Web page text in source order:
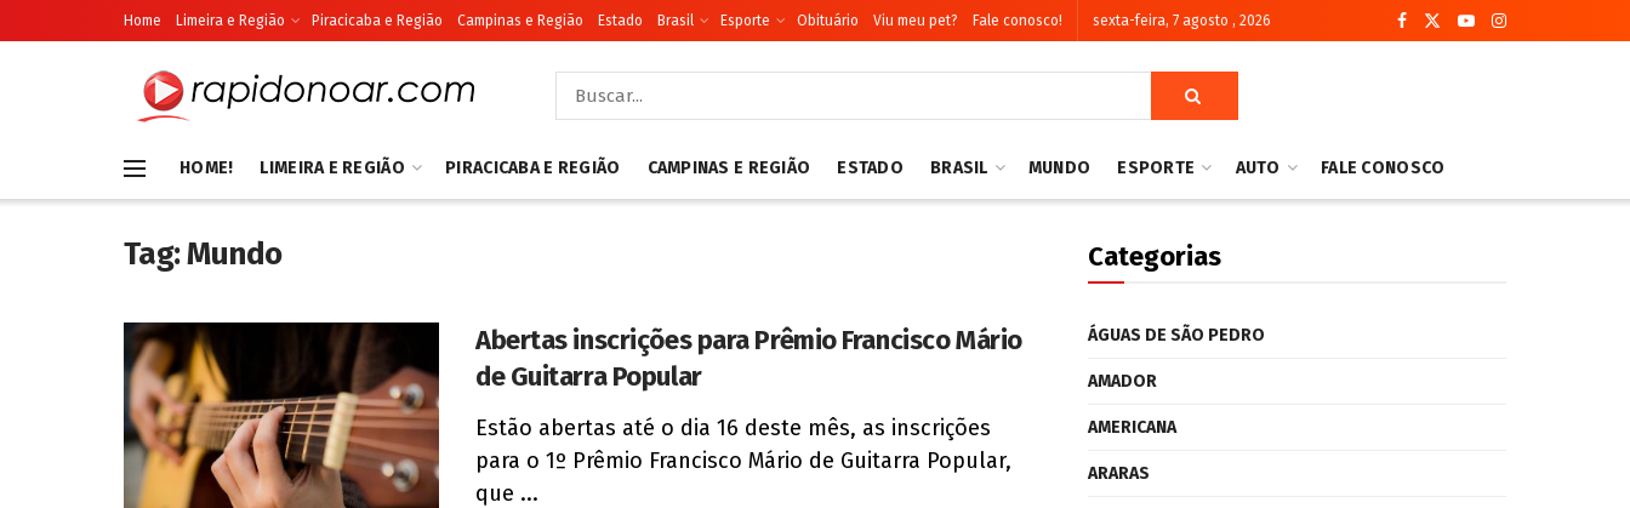
Home Limeira e Região Piracicaba e Região Campinas e Região Estado Brasil Esporte Obituário Viu meu pet? Fale conosco! sexta-feira, 7 agosto , 2026
HOME! LIMEIRA E REGIÃO PIRACICABA E REGIÃO CAMPINAS E REGIÃO ESTADO BRASIL MUNDO ESPORTE AUTO FALE CONOSCO
Tag:Mundo
Abertas inscrições para Prêmio Francisco Mário
de Guitarra Popular
Estão abertas até o dia 16 deste mês, as inscrições
para o 1º Prêmio Francisco Mário de Guitarra Popular,
que ...
Categorias
ÁGUAS DE SÃO PEDRO
AMADOR
AMERICANA
ARARAS